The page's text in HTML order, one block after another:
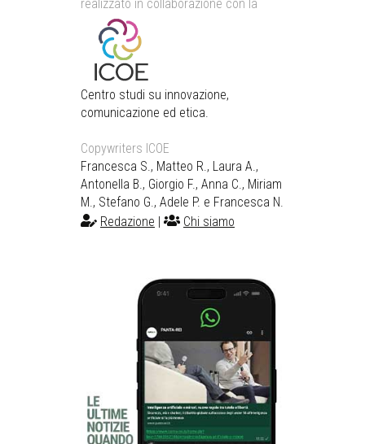
realizzato in collaborazione con la
Centro studi su innovazione,
comunicazione ed etica.
Copywriters ICOE
Francesca S., Matteo R., Laura A.,
Antonella B., Giorgio F., Anna C., Miriam
M., Stefano G., Adele P. e Francesca N.
Redazione
Chi siamo